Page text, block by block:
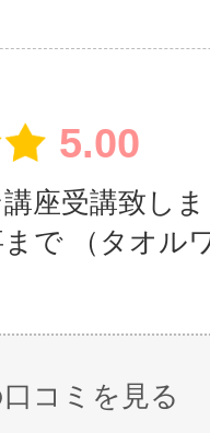
に来てくださ
さんとのご縁
んの目標に合
5.00
座受講致し
で （タオル
コミを見る